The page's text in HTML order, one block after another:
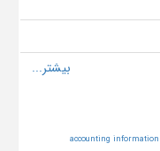
accounting information